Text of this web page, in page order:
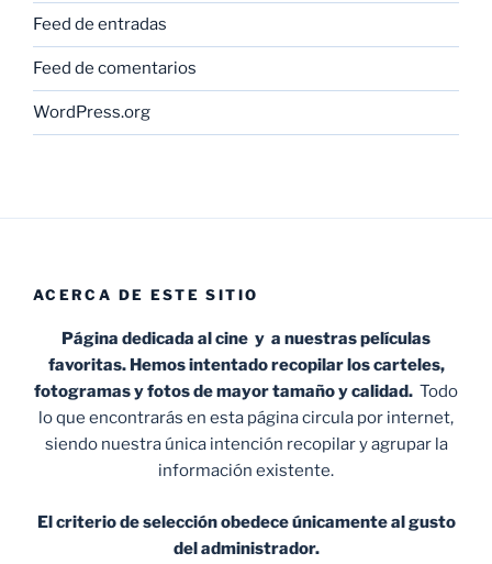
Feed de entradas
Feed de comentarios
WordPress.org
ACERCA DE ESTE SITIO
Página dedicada al cine y a nuestras películas
favoritas. Hemos intentado recopilar los carteles,
fotogramas y fotos de mayor tamaño y calidad. Todo
lo que encontrarás en esta página circula por internet,
siendo nuestra única intención recopilar y agrupar la
información existente.
El criterio de selección obedece únicamente al gusto
del administrador.